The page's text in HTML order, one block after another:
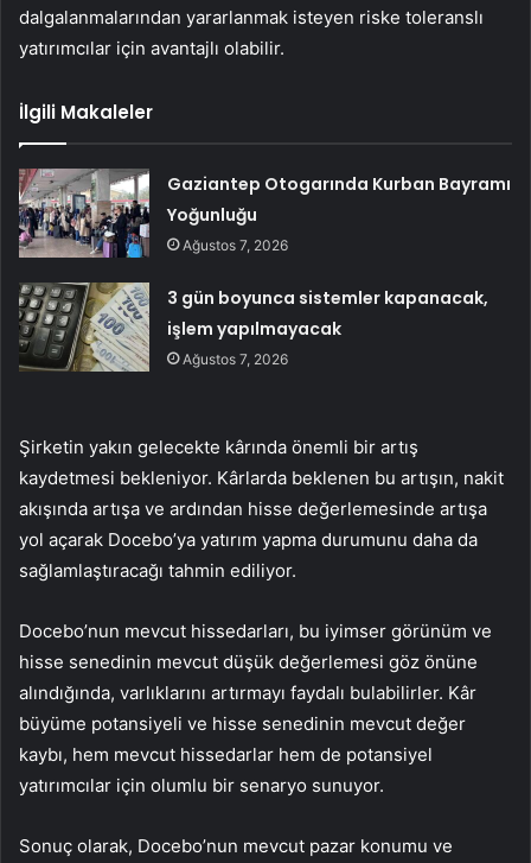
dalgalanmalarından yararlanmak isteyen riske toleranslı
yatırımcılar için avantajlı olabilir.
İlgili Makaleler
Gaziantep Otogarında Kurban Bayramı
Yoğunluğu
Ağustos 7, 2026
3 gün boyunca sistemler kapanacak,
işlem yapılmayacak
Ağustos 7, 2026
Şirketin yakın gelecekte kârında önemli bir artış
kaydetmesi bekleniyor. Kârlarda beklenen bu artışın, nakit
akışında artışa ve ardından hisse değerlemesinde artışa
yol açarak Docebo’ya yatırım yapma durumunu daha da
sağlamlaştıracağı tahmin ediliyor.
Docebo’nun mevcut hissedarları, bu iyimser görünüm ve
hisse senedinin mevcut düşük değerlemesi göz önüne
alındığında, varlıklarını artırmayı faydalı bulabilirler. Kâr
büyüme potansiyeli ve hisse senedinin mevcut değer
kaybı, hem mevcut hissedarlar hem de potansiyel
yatırımcılar için olumlu bir senaryo sunuyor.
Sonuç olarak, Docebo’nun mevcut pazar konumu ve